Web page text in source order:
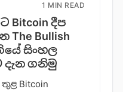
1 MIN READ
Bitcoin දීප
Bullish
සිංහල
ගනි​මු
Bitcoin